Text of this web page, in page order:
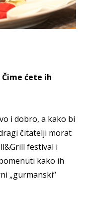
ćete ih
i dobro, a kako bi
čitatelji morat
festival i
kako ih
„gurmanski“